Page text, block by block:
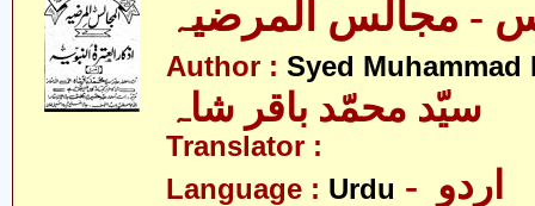
Author : Syed Muhammad
سیّد محمّد باقر شاہ
Translator :
Language : Urdu